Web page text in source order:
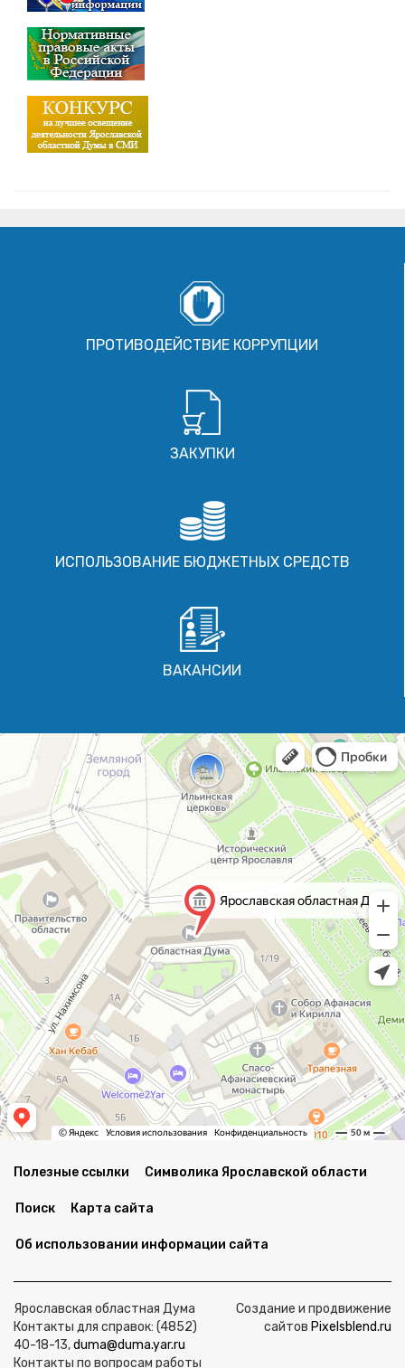
ПРОТИВОДЕЙСТВИЕ КОРРУПЦИИ
ЗАКУПКИ
ИСПОЛЬЗОВАНИЕ БЮДЖЕТНЫХ СРЕДСТВ
ВАКАНСИИ
Полезные ссылки Символика Ярославской области
Поиск Карта сайта
Об использовании информации сайта
Ярославская областная Дума
Контакты для справок: (4852)
40-18-13,duma@duma.yar.ru
Контакты по вопросам работы
Создание и продвижение
сайтов Pixelsblend.ru